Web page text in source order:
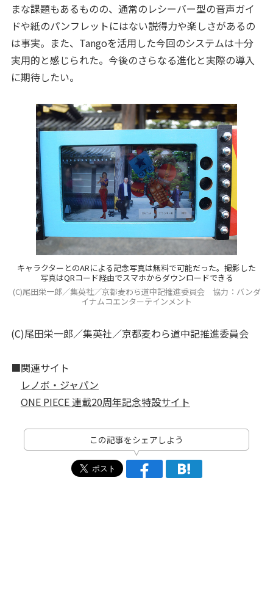
まな課題もあるものの、通常のレシーバー型の音声ガイ
ドや紙のパンフレットにはない説得力や楽しさがあるの
は事実。また、Tangoを活用した今回のシステムは十分
実用的と感じられた。今後のさらなる進化と実際の導入
に期待したい。
キャラクターとのARによる記念写真は無料で可能だった。撮影した
写真はQRコード経由でスマホからダウンロードできる
(C)尾田栄一郎／集英社／京都麦わら道中記推進委員会 協力：バンダ
イナムコエンターテインメント
(C)尾田栄一郎／集英社／京都麦わら道中記推進委員会
■関連サイト
レノボ・ジャパン
ONE PIECE 連載20周年記念特設サイト
この記事をシェアしよう